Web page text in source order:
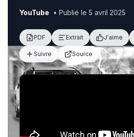
YouTube • Publié le 5 avril 2025
PDF Extrait J'aime
Suivre Source